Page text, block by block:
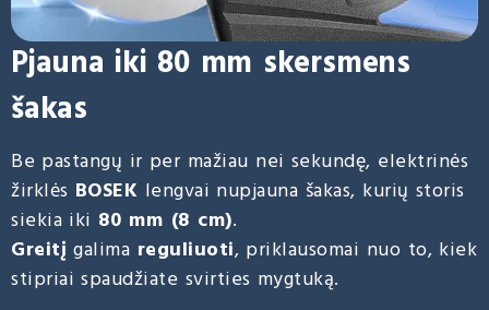
Pjauna iki 80 mm skersmens
šakas
Be pastangų ir per mažiau nei sekundę, elektrinės
žirklės BOSEK lengvai nupjauna šakas, kurių storis
siekia iki 80 mm (8 cm).
Greitį galima reguliuoti, priklausomai nuo to, kiek
stipriai spaudžiate svirties mygtuką.